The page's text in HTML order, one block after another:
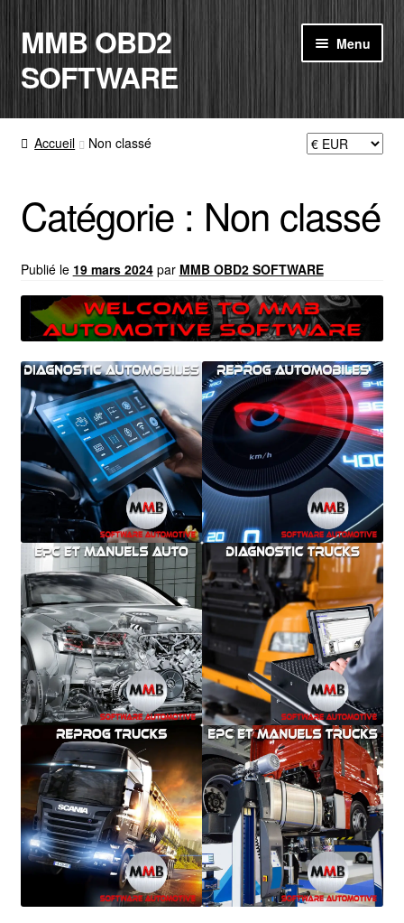
Aller
à
la
Aller
au
contenu
MMB OBD2
SOFTWARE
Menu
ACCUEIL
CODE RADIO
MON COMPTE
PANIER
CONTACT
Mentions Légales
Accueil Non classé
Catégorie : Non classé
Publié le 19 mars 2024 par MMB OBD2 SOFTWARE